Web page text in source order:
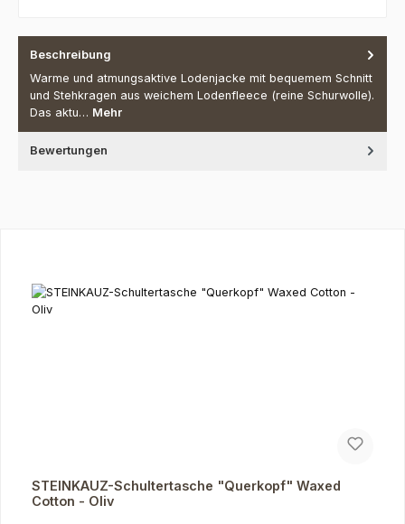
Beschreibung
Warme und atmungsaktive Lodenjacke mit bequemem Schnitt
und Stehkragen aus weichem Lodenfleece (reine Schurwolle).
Das aktu… Mehr
Bewertungen
STEINKAUZ-Schultertasche "Querkopf" Waxed
Cotton - Oliv